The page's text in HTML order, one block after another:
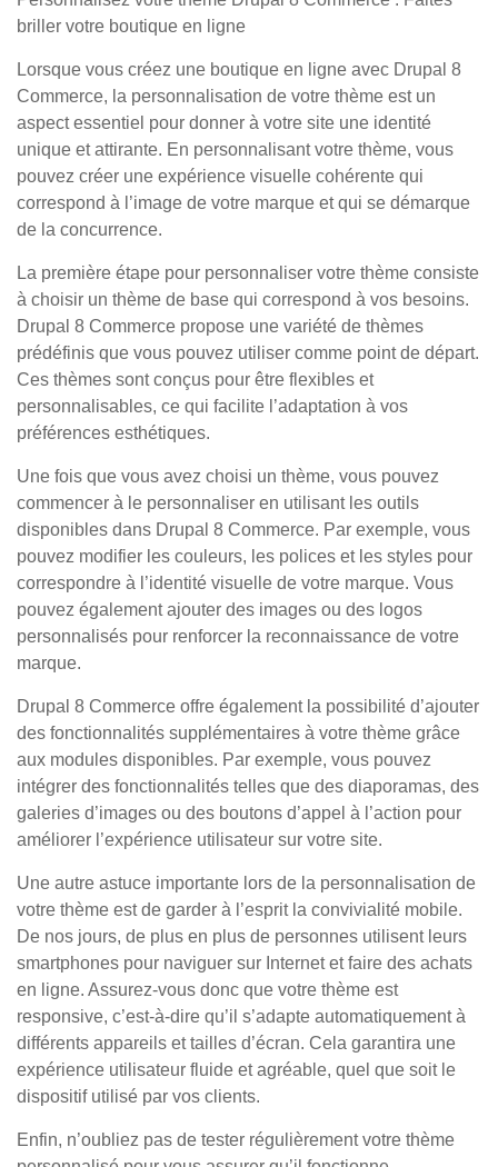
briller votre boutique en ligne
Lorsque vous créez une boutique en ligne avec Drupal 8
Commerce, la personnalisation de votre thème est un
aspect essentiel pour donner à votre site une identité
unique et attirante. En personnalisant votre thème, vous
pouvez créer une expérience visuelle cohérente qui
correspond à l’image de votre marque et qui se démarque
de la concurrence.
La première étape pour personnaliser votre thème consiste
à choisir un thème de base qui correspond à vos besoins.
Drupal 8 Commerce propose une variété de thèmes
prédéfinis que vous pouvez utiliser comme point de départ.
Ces thèmes sont conçus pour être flexibles et
personnalisables, ce qui facilite l’adaptation à vos
préférences esthétiques.
Une fois que vous avez choisi un thème, vous pouvez
commencer à le personnaliser en utilisant les outils
disponibles dans Drupal 8 Commerce. Par exemple, vous
pouvez modifier les couleurs, les polices et les styles pour
correspondre à l’identité visuelle de votre marque. Vous
pouvez également ajouter des images ou des logos
personnalisés pour renforcer la reconnaissance de votre
marque.
Drupal 8 Commerce offre également la possibilité d’ajouter
des fonctionnalités supplémentaires à votre thème grâce
aux modules disponibles. Par exemple, vous pouvez
intégrer des fonctionnalités telles que des diaporamas, des
galeries d’images ou des boutons d’appel à l’action pour
améliorer l’expérience utilisateur sur votre site.
Une autre astuce importante lors de la personnalisation de
votre thème est de garder à l’esprit la convivialité mobile.
De nos jours, de plus en plus de personnes utilisent leurs
smartphones pour naviguer sur Internet et faire des achats
en ligne. Assurez-vous donc que votre thème est
responsive, c’est-à-dire qu’il s’adapte automatiquement à
différents appareils et tailles d’écran. Cela garantira une
expérience utilisateur fluide et agréable, quel que soit le
dispositif utilisé par vos clients.
Enfin, n’oubliez pas de tester régulièrement votre thème